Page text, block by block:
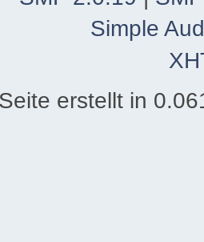
Simple
Seite erstellt in